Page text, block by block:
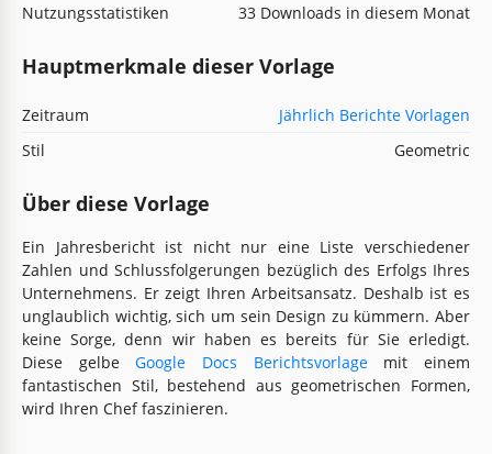
Nutzungsstatistiken
33 Downloads in diesem Monat
Hauptmerkmale dieser Vorlage
Zeitraum
Jährlich Berichte Vorlagen
Stil
Geometric
Über diese Vorlage
Ein Jahresbericht ist nicht nur eine Liste verschiedener
Zahlen und Schlussfolgerungen bezüglich des Erfolgs Ihres
Unternehmens. Er zeigt Ihren Arbeitsansatz. Deshalb ist es
unglaublich wichtig, sich um sein Design zu kümmern. Aber
keine Sorge, denn wir haben es bereits für Sie erledigt.
Diese gelbeGoogle Docs Berichtsvorlagemit einem
fantastischen Stil, bestehend aus geometrischen Formen,
wird Ihren Chef faszinieren.